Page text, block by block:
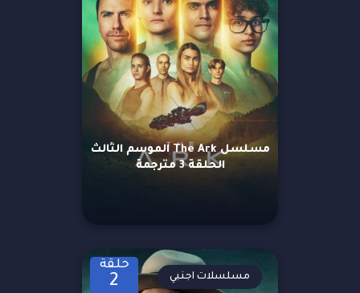
مسلسل The Ark الموسم الثالث
الحلقة 3 مترجمة
حلقة
2 مسلسلات اجنبي